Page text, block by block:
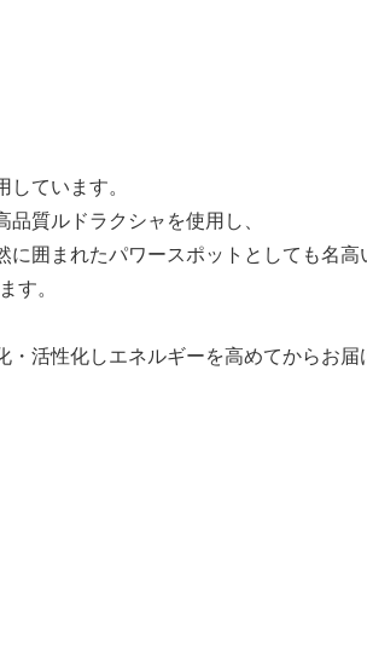
ています。
質ルドラクシャを使用し、
囲まれたパワースポットとしても名高
す。
活性化しエネルギーを高めてからお届